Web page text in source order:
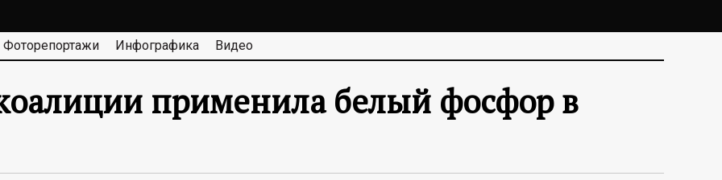
Фоторепортажи Инфографика Видео
применила белый фосфор в